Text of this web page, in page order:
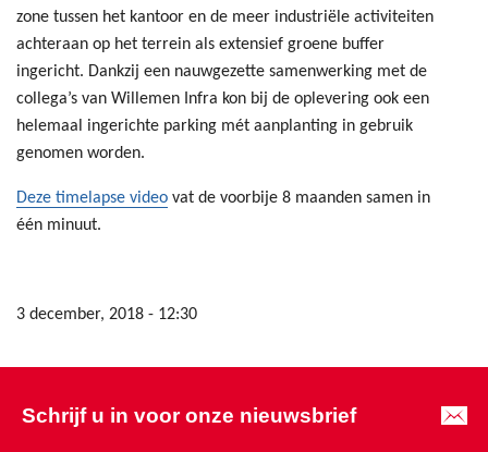
zone tussen het kantoor en de meer industriële activiteiten
achteraan op het terrein als extensief groene buffer
ingericht. Dankzij een nauwgezette samenwerking met de
collega’s van Willemen Infra kon bij de oplevering ook een
helemaal ingerichte parking mét aanplanting in gebruik
genomen worden.
Deze timelapse video vat de voorbije 8 maanden samen in
één minuut.
3 december, 2018 - 12:30
Schrijf u in voor onze nieuwsbrief